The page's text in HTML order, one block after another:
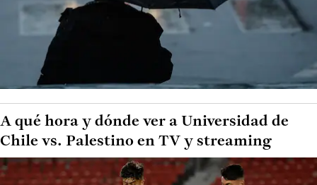
A qué hora y dónde ver a Universidad de
Chile vs. Palestino en TV y streaming